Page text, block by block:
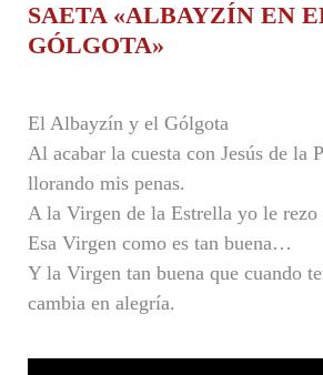
SAETA «ALBAYZÍN EN
GÓLGOTA»
El Albayzín y el Gólgota
Al acabar la cuesta con Jesús de la
llorando mis penas.
A la Virgen de la Estrella yo le rezo
Esa Virgen como es tan buena…
Y la Virgen tan buena que cuando
cambia en alegría.